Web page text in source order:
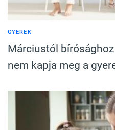
GYEREK
Márciustól
nem kapja meg a